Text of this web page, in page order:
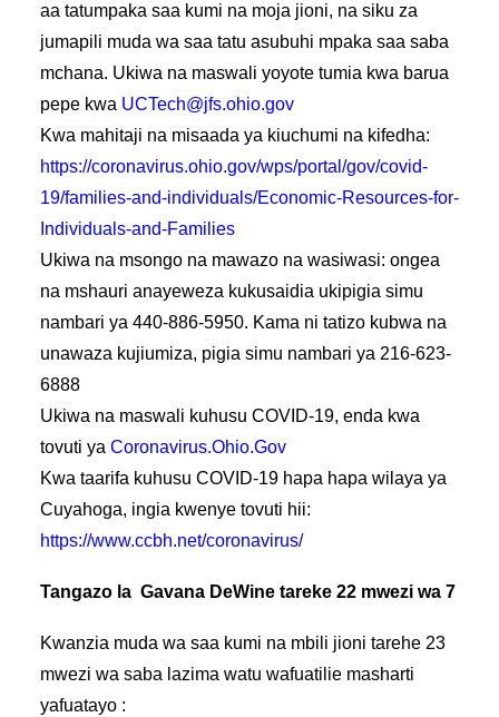
aa tatumpaka saa kumi na moja jioni, na siku za
jumapili muda wa saa tatu asubuhi mpaka saa saba
mchana. Ukiwa na maswali yoyote tumia kwa barua
pepe kwa UCTech@jfs.ohio.gov
Kwa mahitaji na misaada ya kiuchumi na kifedha:
https://coronavirus.ohio.gov/wps/portal/gov/covid-
19/families-and-individuals/Economic-Resources-for-
Individuals-and-Families
Ukiwa na msongo na mawazo na wasiwasi: ongea
na mshauri anayeweza kukusaidia ukipigia simu
nambari ya 440-886-5950. Kama ni tatizo kubwa na
unawaza kujiumiza, pigia simu nambari ya 216-623-
6888
Ukiwa na maswali kuhusu COVID-19, enda kwa
tovuti ya Coronavirus.Ohio.Gov
Kwa taarifa kuhusu COVID-19 hapa hapa wilaya ya
Cuyahoga, ingia kwenye tovuti hii:
https://www.ccbh.net/coronavirus/
Tangazo la Gavana DeWine tareke 22 mwezi wa 7
Kwanzia muda wa saa kumi na mbili jioni tarehe 23
mwezi wa saba lazima watu wafuatilie masharti
yafuatayo :